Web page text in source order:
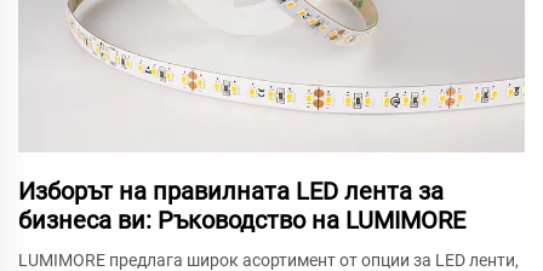
Изборът на правилната LED лента за
бизнеса ви: Ръководство на LUMIMORE
LUMIMORE предлага широк асортимент от опции за LED ленти,